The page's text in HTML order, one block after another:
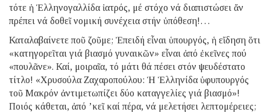
τότε ἡ Ἑλληνογαλλίδα ἰατρός, μέ στόχο νά διαπιστώσει ἄν
πρέπει νά δοθεῖ νομική συνέχεια στήν ὑπόθεση!…
Καταλαβαίνετε ποῦ ζοῦμε; Ἐπειδή εἶναι ὑπουργός, ἡ εἴδηση ὅτι
«κατηγορεῖται γιά βιασμό γυναικῶν» εἶναι ἀπό ἐκεῖνες πού
«πουλᾶνε». Καί, μοιραῖα, τό μάτι θά πέσει στόν ψευδέστατο
τίτλο! «Χρυσούλα Ζαχαροπούλου: Ἡ Ἑλληνίδα ὑφυπουργός
τοῦ Μακρόν ἀντιμετωπίζει δύο καταγγελίες γιά βιασμό»!
Ποιός κάθεται, ἀπό ’κεῖ καί πέρα, νά μελετήσει λεπτομέρειες;